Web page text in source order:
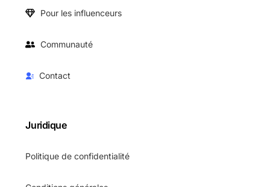
Pour les influenceurs
Communauté
Contact
Juridique
Politique de confidentialité